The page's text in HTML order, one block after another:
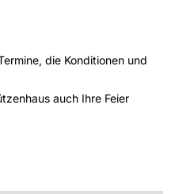
die Konditionen und
auch Ihre Feier